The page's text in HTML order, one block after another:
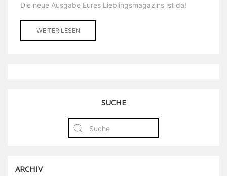
Die neue Ausgabe Eures Lieblingsmagazins ist da!
WEITER LESEN
SUCHE
ARCHIV